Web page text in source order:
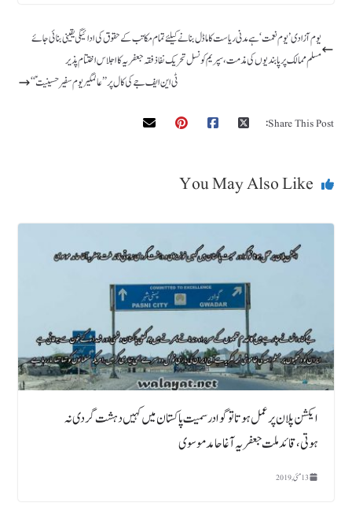
یوم آزادی’ یوم نعمت ‘ ہے مدنی ریاست کا ماڈل بنانے کیلئے تمام مکاتب کے حقوق کی ادائیگی یقینی بنائی جائے
مسلم ممالک پرپابندیوں کی مذمت، سپریم کونسل تحریک نفاذ فقہ جعفریہ کا اجلاس اختتام پذیر
ٹی این ایف جے کی کال پر ’’عالمگیر یوم سفیر حسینیت ؑ ‘‘
Share This Post:
You May Also Like
ایکشن پلان پر عمل ہو تا تو گوادر سمیت پاکستان میں کہیں دہشت گردی نہ
ہوتی،قائد ملت جعفریہ آغا حامد موسوی
13 مئی, 2019